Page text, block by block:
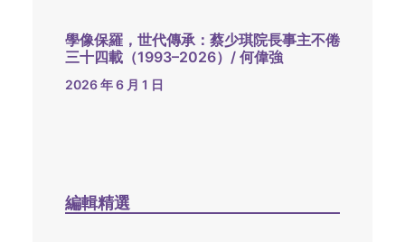
學像保羅，世代傳承：蔡少琪院長事主不倦
三十四載（1993–2026）/ 何偉強
2026 年 6 月 1 日
編輯精選